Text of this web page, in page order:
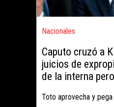
Nacionales
Caputo cruzó a
juicios de
de la interna
Toto aprovecha y pega